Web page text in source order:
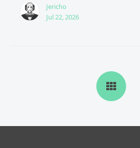
Jericho
Jul 22, 2026